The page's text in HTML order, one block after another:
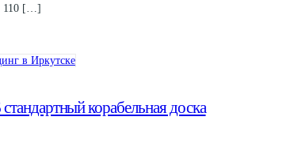
110 […]
корабельная доска